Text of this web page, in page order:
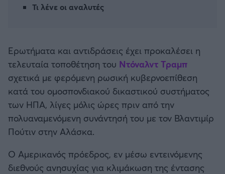
Ατλέτικο Μαδρίτης
Μάντσεστερ Γιουνάιτεντ
Μάντσεστερ Σίτι
Λίβερπουλ
Τσέλσι
Τι λένε οι αναλυτές
Ερωτήματα και αντιδράσεις έχει προκαλέσει η
τελευταία τοποθέτηση του Ντόναλντ Τραμπ
σχετικά με φερόμενη ρωσική κυβερνοεπίθεση
κατά του ομοσπονδιακού δικαστικού συστήματος
των ΗΠΑ, λίγες μόλις ώρες πριν από την
πολυαναμενόμενη συνάντησή του με τον Βλαντιμίρ
Πούτιν στην Αλάσκα.
Ο Αμερικανός πρόεδρος, εν μέσω εντεινόμενης
διεθνούς ανησυχίας για κλιμάκωση της έντασης